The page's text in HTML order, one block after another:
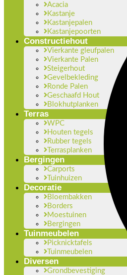
Acacia
Kastanje
Kastanjepalen
Kastanjepoorten
Constructiehout
Vierkante gleufpalen
Vierkante Palen
Steigerhout
Gevelbekleding
Ronde Palen
Geschaafd Hout
Blokhutplanken
Terras
WPC
Houten tegels
Rubber tegels
Terrasplanken
Bergingen
Carports
Tuinhuizen
Decoratie
Bloembakken
Borders
Moestuinen
Bergingen
Tuinmeubelen
Picknicktafels
Tuinmeubelen
Diversen
Grondbevestiging